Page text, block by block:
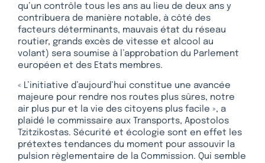
qu’un contrôle tous les ans au lieu de deux ans y
contribuera de manière notable, à côté des
facteurs déterminants, mauvais état du réseau
routier, grands excès de vitesse et alcool au
volant) sera soumise à l’approbation du Parlement
européen et des Etats membres.
« L’initiative d’aujourd’hui constitue une avancée
majeure pour rendre nos routes plus sûres, notre
air plus pur et la vie des citoyens plus facile », a
plaidé le commissaire aux Transports, Apostolos
Tzitzikostas. Sécurité et écologie sont en effet les
prétextes tendances du moment pour assouvir la
pulsion règlementaire de la Commission. Qui semble